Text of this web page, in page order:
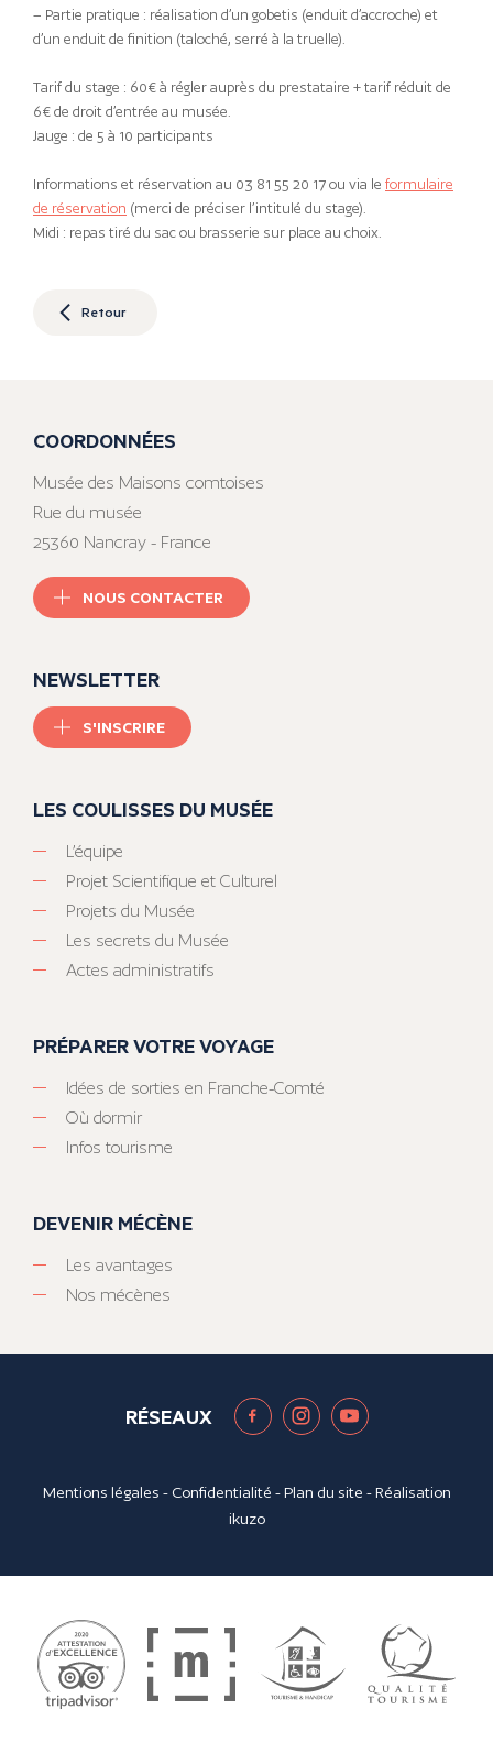
– Partie pratique : réalisation d’un gobetis (enduit d’accroche) et
d’un enduit de finition (taloché, serré à la truelle).
Tarif du stage : 60€ à régler auprès du prestataire + tarif réduit de
6€ de droit d’entrée au musée.
Jauge : de 5 à 10 participants
Informations et réservation au 03 81 55 20 17 ou via le formulaire
de réservation (merci de préciser l’intitulé du stage).
Midi : repas tiré du sac ou brasserie sur place au choix.
Retour
COORDONNÉES
Musée des Maisons comtoises
Rue du musée
25360 Nancray - France
NOUS CONTACTER
NEWSLETTER
S'INSCRIRE
LES COULISSES DU MUSÉE
L’équipe
Projet Scientifique et Culturel
Projets du Musée
Les secrets du Musée
Actes administratifs
PRÉPARER VOTRE VOYAGE
Idées de sorties en Franche-Comté
Où dormir
Infos tourisme
DEVENIR MÉCÈNE
Les avantages
Nos mécènes
RÉSEAUX
Mentions légales - Confidentialité -Plan du site - Réalisation
ikuzo